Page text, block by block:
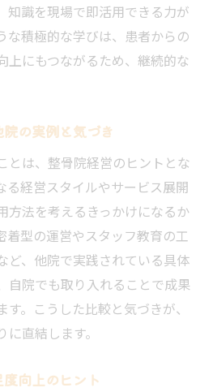
知識を現場で即活用できる力が
な積極的な学びは、患者からの
上にもつながるため、継続的な
の実例と気づき
とは、整骨院経営のヒントとな
る経営スタイルやサービス展開
方法を考えるきっかけになるか
着型の運営やスタッフ教育の工
ど、他院で実践されている具体
自院でも取り入れることで成果
。こうした比較と気づきが、
直結します。
向上のヒント